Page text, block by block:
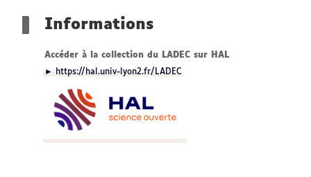
Informations
Accéder à la collection du LADEC sur HAL
► https://hal.univ-lyon2.fr/LADEC